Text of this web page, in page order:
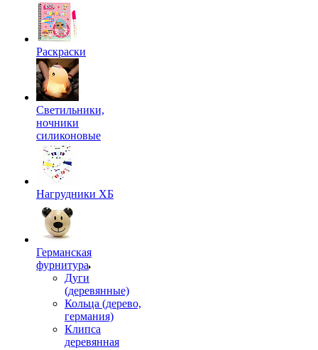
Раскраски
Светильники,
ночники
силиконовые
Нагрудники ХБ
Германская
фурнитура
Дуги
(деревянные)
Кольца (дерево,
германия)
Клипса
деревянная